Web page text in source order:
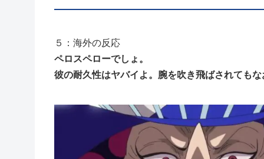
５：海外の反応
ペロスペローでしょ。
彼の耐久性はヤバイよ。腕を吹き飛ばされても